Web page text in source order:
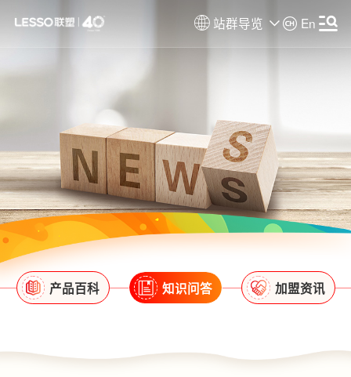
站群导览 En
产品百科 知识问答 加盟资讯